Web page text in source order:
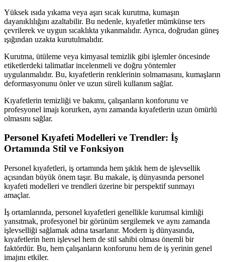
Yüksek ısıda yıkama veya aşırı sıcak kurutma, kumaşın
dayanıklılığını azaltabilir. Bu nedenle, kıyafetler mümkünse ters
çevrilerek ve uygun sıcaklıkta yıkanmalıdır. Ayrıca, doğrudan güneş
ışığından uzakta kurutulmalıdır.
Kurutma, ütüleme veya kimyasal temizlik gibi işlemler öncesinde
etiketlerdeki talimatlar incelenmeli ve doğru yöntemler
uygulanmalıdır. Bu, kıyafetlerin renklerinin solmamasını, kumaşların
deformasyonunu önler ve uzun süreli kullanım sağlar.
Kıyafetlerin temizliği ve bakımı, çalışanların konforunu ve
profesyonel imajı korurken, aynı zamanda kıyafetlerin uzun ömürlü
olmasını sağlar.
Personel Kıyafeti Modelleri ve Trendler: İş
Ortamında Stil ve Fonksiyon
Personel kıyafetleri, iş ortamında hem şıklık hem de işlevsellik
açısından büyük önem taşır. Bu makale, iş dünyasında personel
kıyafeti modelleri ve trendleri üzerine bir perspektif sunmayı
amaçlar.
İş ortamlarında, personel kıyafetleri genellikle kurumsal kimliği
yansıtmak, profesyonel bir görünüm sergilemek ve aynı zamanda
işlevselliği sağlamak adına tasarlanır. Modern iş dünyasında,
kıyafetlerin hem işlevsel hem de stil sahibi olması önemli bir
faktördür. Bu, hem çalışanların konforunu hem de iş yerinin genel
imajını etkiler.